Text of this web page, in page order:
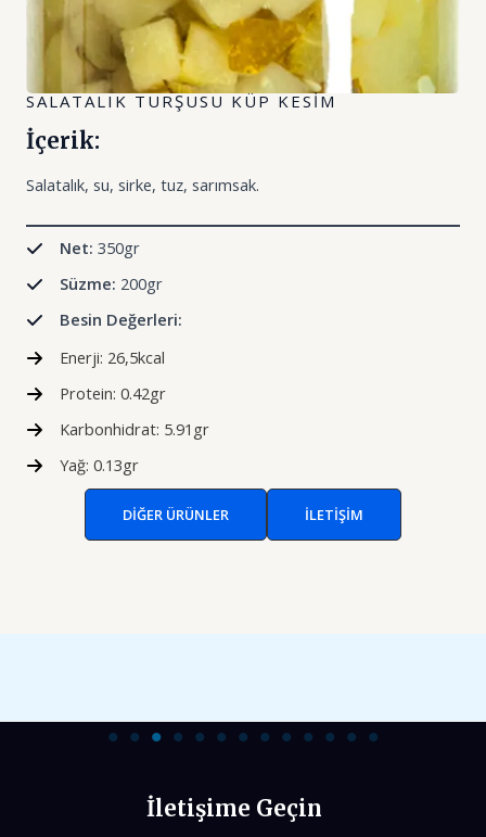
SALATALIK TURŞUSU KÜP KESIM
İçerik:
Salatalık, su, sirke, tuz, sarımsak.
Net: 350gr
Süzme: 200gr
Besin Değerleri:
Enerji: 26,5kcal
Protein: 0.42gr
Karbonhidrat: 5.91gr
Yağ: 0.13gr
DIĞER ÜRÜNLER İLETIŞIM
İletişime Geçin